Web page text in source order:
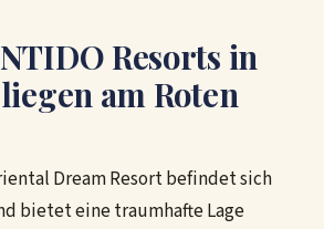
Resorts in
am Roten
Dream Resort befindet sich
bietet eine traumhafte Lage